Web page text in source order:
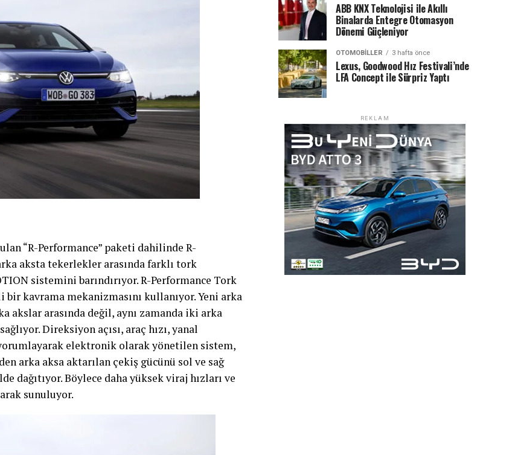
“R-Performance” paketi dahilinde R-
aksta tekerlekler arasında farklı tork
sistemini barındırıyor. R-Performance Tork
kavrama mekanizmasını kullanıyor. Yeni arka
akslar arasında değil, aynı zamanda iki arka
Direksiyon açısı, araç hızı, yanal
elektronik olarak yönetilen sistem,
arka aksa aktarılan çekiş gücünü sol ve sağ
dağıtıyor. Böylece daha yüksek viraj hızları ve
sunuluyor.
ABB KNX Teknolojisi ile Akıllı
Binalarda Entegre Otomasyon
Dönemi Güçleniyor
OTOMOBILLER 3 hafta önce
Lexus, Goodwood Hız Festivali’nde
LFA Concept ile Sürpriz Yaptı
REKLAM